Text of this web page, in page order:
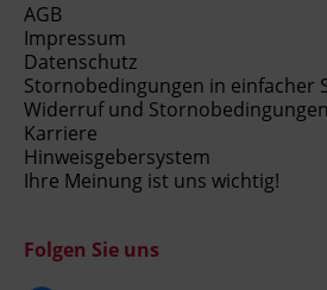
AGB
Impressum
Datenschutz
Stornobedingungen in einfacher
Widerruf und Stornobedingungen
Karriere
Hinweisgebersystem
Ihre Meinung ist uns wichtig!
Folgen Sie uns